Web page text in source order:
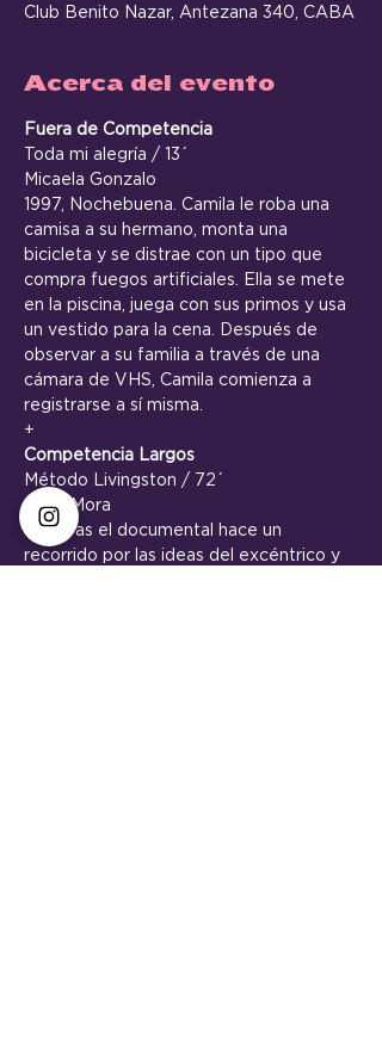
Club Benito Nazar, Antezana 340, CABA
Acerca del evento
Fuera de Competencia
Toda mi alegría / 13´
Micaela Gonzalo
1997, Nochebuena. Camila le roba una
camisa a su hermano, monta una
bicicleta y se distrae con un tipo que
compra fuegos artificiales. Ella se mete
en la piscina, juega con sus primos y usa
un vestido para la cena. Después de
observar a su familia a través de una
cámara de VHS, Camila comienza a
registrarse a sí misma.
+
Competencia Largos
Método Livingston / 72´
Sofía Mora
Mientras el documental hace un
recorrido por las ideas del excéntrico y